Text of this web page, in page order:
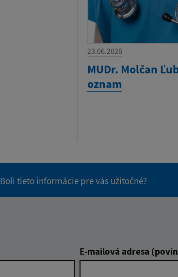
23.06.2026
MUDr. Molčan
oznam
Boli tieto informácie pre vás užitočné?
E-mailová adresa